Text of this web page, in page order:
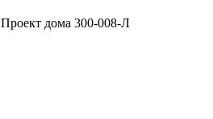
Проект дома 300-008-Л